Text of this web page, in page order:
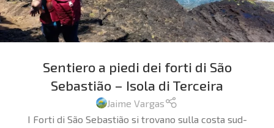
Sentiero a piedi dei forti di São
Sebastião – Isola di Terceira
Jaime Vargas
I Forti di São Sebastião si trovano sulla costa sud-